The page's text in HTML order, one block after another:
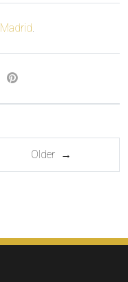
Madrid
Older →